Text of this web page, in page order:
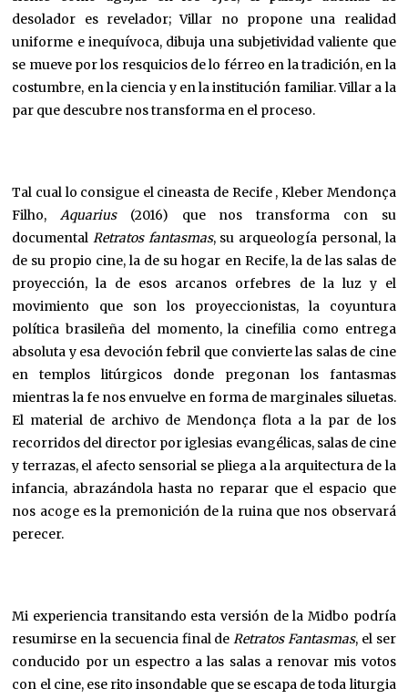
desolador es revelador; Villar no propone una realidad
uniforme e inequívoca, dibuja una subjetividad valiente que
se mueve por los resquicios de lo férreo en la tradición, en la
costumbre, en la ciencia y en la institución familiar. Villar a la
par que descubre nos transforma en el proceso.
Tal cual lo consigue el cineasta de Recife , Kleber Mendonça
Filho,Aquarius(2016) que nos transforma con su
documentalRetratos fantasmas, su arqueología personal, la
de su propio cine, la de su hogar en Recife, la de las salas de
proyección, la de esos arcanos orfebres de la luz y el
movimiento que son los proyeccionistas, la coyuntura
política brasileña del momento, la cinefilia como entrega
absoluta y esa devoción febril que convierte las salas de cine
en templos litúrgicos donde pregonan los fantasmas
mientras la fe nos envuelve en forma de marginales siluetas.
El material de archivo de Mendonça flota a la par de los
recorridos del director por iglesias evangélicas, salas de cine
y terrazas, el afecto sensorial se pliega a la arquitectura de la
infancia, abrazándola hasta no reparar que el espacio que
nos acoge es la premonición de la ruina que nos observará
perecer.
Mi experiencia transitando esta versión de la Midbo podría
resumirse en la secuencia final deRetratos Fantasmas, el ser
conducido por un espectro a las salas a renovar mis votos
con el cine, ese rito insondable que se escapa de toda liturgia